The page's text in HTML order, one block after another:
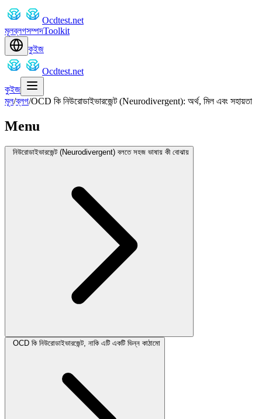
Ocdtest.net
মূলব্লগসম্পদToolkit
কুইজ
Ocdtest.net
কুইজ
মূল/ব্লগ/OCD কি নিউরোডাইভারজেন্ট (Neurodivergent): অর্থ, মিল এবং সহায়তা
Menu
নিউরোডাইভারজেন্ট (Neurodivergent) বলতে সহজ ভাষায় কী বোঝায়
OCD কি নিউরোডাইভারজেন্ট, নাকি এটি একটি ভিন্ন কাঠামো